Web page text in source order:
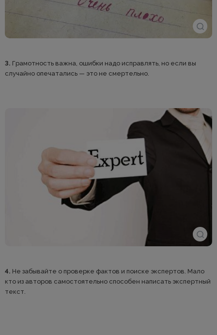
3. Грамотность важна, ошибки надо исправлять, но если вы
случайно опечатались — это не смертельно.
4. Не забывайте о проверке фактов и поиске экспертов. Мало
кто из авторов самостоятельно способен написать экспертный
текст.